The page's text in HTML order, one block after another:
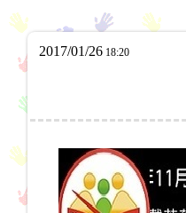
2017/01/2618:20